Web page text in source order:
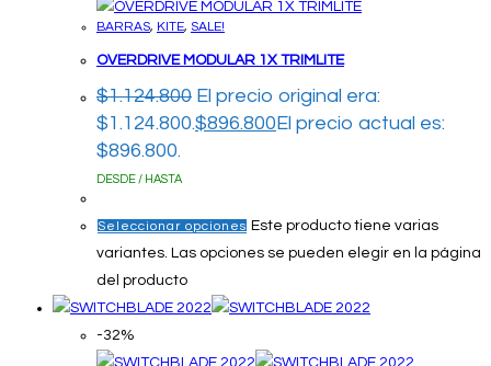
BARRAS, KITE, SALE!
OVERDRIVE MODULAR 1X TRIMLITE
$1.124.800 El precio original era:
$1.124.800.$896.800 El precio actual es:
$896.800.
DESDE / HASTA
Seleccionar opciones Este producto tiene varias
variantes. Las opciones se pueden elegir en la página
del producto
-32%